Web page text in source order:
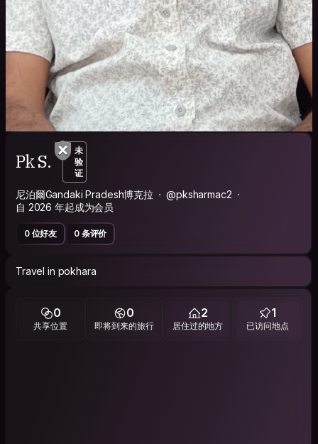
Pk S.
未
验
证
尼泊爾Gandaki Pradesh博克拉
@pksharmac2
自 2026 年起成为会员
0 位好友 0 条评价
Travel in pokhara
0
共享位置
0
即将到来的旅行
2
居住过的地方
1
已访问地点